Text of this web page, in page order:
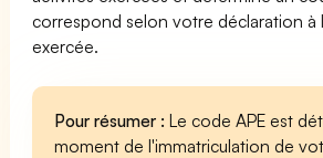
correspond selon votre déclaration à
exercée.
Pour résumer : Le code APE est
moment de l'immatriculation de